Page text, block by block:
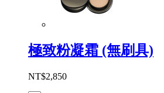
極致粉凝霜 (無刷具)
NT$2,850